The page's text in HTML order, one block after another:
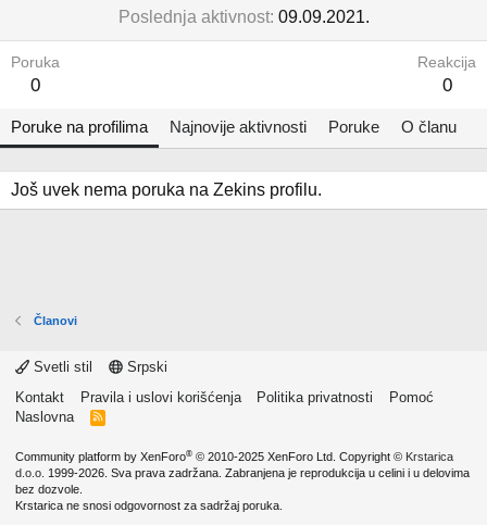
Poslednja aktivnost 09.09.2021.
Poruka
0
Reakcija
0
Poruke na profilima Najnovije aktivnosti Poruke O članu
Još uvek nema poruka na Zekins profilu.
Članovi
Svetli stil
Srpski
Kontakt
Pravila i uslovi korišćenja Politika privatnosti
Pomoć
Naslovna
R
Community platform by XenForo® © 2010-2025 XenForo Ltd. Copyright © Krstarica
d.o.o. 1999-2026. Sva prava zadržana. Zabranjena je reprodukcija u celini i u delovima
bez dozvole.
Krstarica ne snosi odgovornost za sadržaj poruka.